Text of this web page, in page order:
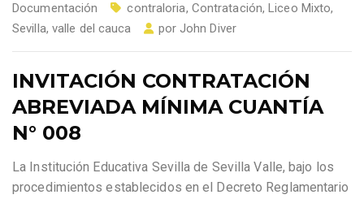
Documentación
contraloria, Contratación, Liceo Mixto,
Sevilla, valle del cauca por John Diver
INVITACIÓN CONTRATACIÓN
ABREVIADA MÍNIMA CUANTÍA
N° 008
La Institución Educativa Sevilla de Sevilla Valle, bajo los
procedimientos establecidos en el Decreto Reglamentario